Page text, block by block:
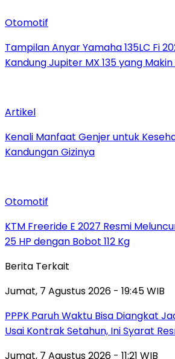
Otomotif
Tampilan Anyar Yamaha 135LC Fi
Kandung Jupiter MX 135 yang
Artikel
Kenali Manfaat Genjer untuk
Kandungan Gizinya
Otomotif
KTM Freeride E 2027 Resmi
25 HP dengan Bobot 112 Kg
Berita Terkait
Jumat, 7 Agustus 2026 - 19:45 WIB
PPPK Paruh Waktu Bisa Diangkat
Usai Kontrak Setahun, Ini Syarat
Jumat, 7 Agustus 2026 - 11:21 WIB